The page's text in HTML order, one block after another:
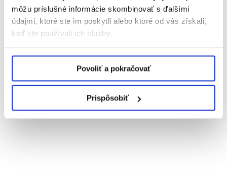
môžu príslušné informácie skombinovať s ďalšími
údajmi, ktoré ste im poskytli alebo ktoré od vás získali,
keď ste používali ich služby.
Povoliť a pokračovať
Prispôsobiť